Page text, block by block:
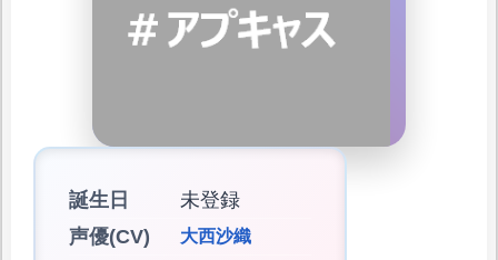
誕生日
未登録
声優(CV)
大西沙織